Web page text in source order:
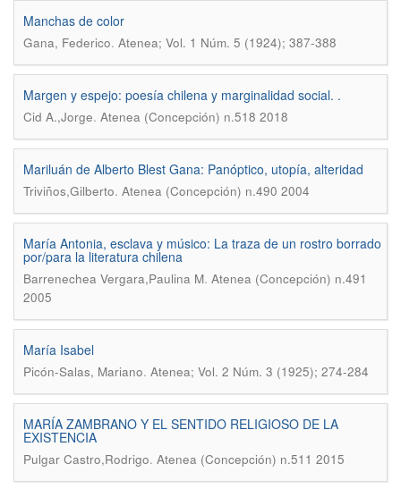
Manchas de color
Gana, Federico. Atenea; Vol. 1 Núm. 5 (1924); 387-388
Margen y espejo: poesía chilena y marginalidad social. .
Cid A.,Jorge. Atenea (Concepción) n.518 2018
Mariluán de Alberto Blest Gana: Panóptico, utopía, alteridad
Triviños,Gilberto. Atenea (Concepción) n.490 2004
María Antonia, esclava y músico: La traza de un rostro borrado
por/para la literatura chilena
Barrenechea Vergara,Paulina M. Atenea (Concepción) n.491
2005
María Isabel
Picón-Salas, Mariano. Atenea; Vol. 2 Núm. 3 (1925); 274-284
MARÍA ZAMBRANO Y EL SENTIDO RELIGIOSO DE LA
EXISTENCIA
Pulgar Castro,Rodrigo. Atenea (Concepción) n.511 2015